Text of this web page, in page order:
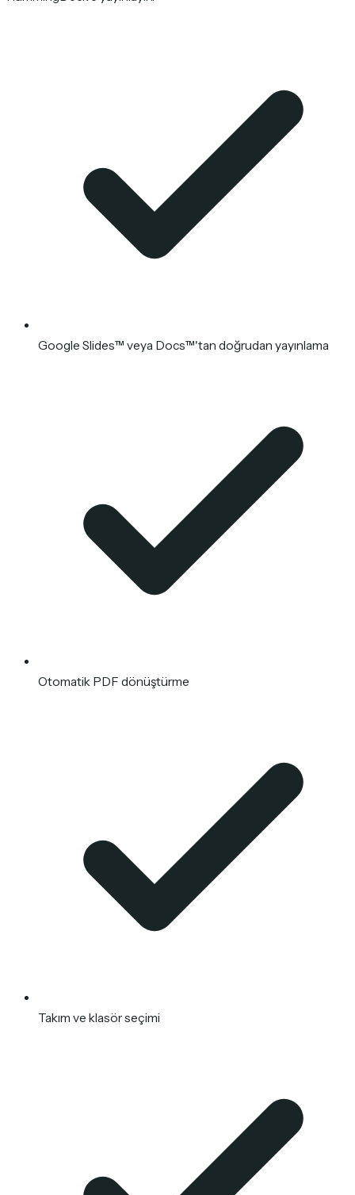
Google Slides™ veya Docs™'tan doğrudan yayınlama
Otomatik PDF dönüştürme
Takım ve klasör seçimi